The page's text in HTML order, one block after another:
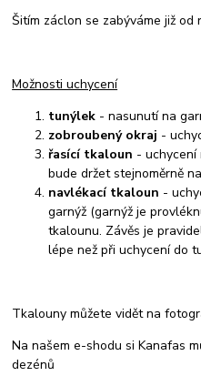
Šitím záclon se zabýváme již od
Možnosti uchycení
tunýlek - nasunutí na
zobroubený okraj -
řasící tkaloun - uchycení
bude držet stejnoměrně
navlékací tkaloun -
garnýž (garnýž je
tkalounu. Závěs je
lépe než při uchycení do
Tkalouny můžete vidět na
Na našem e-shodu si Kanafas
dezénů